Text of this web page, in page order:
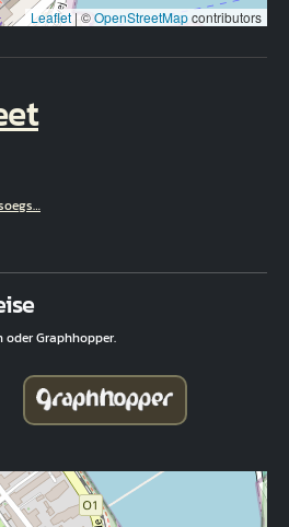
Leaflet | ©OpenStreetMapcontributors
Graphhopper.